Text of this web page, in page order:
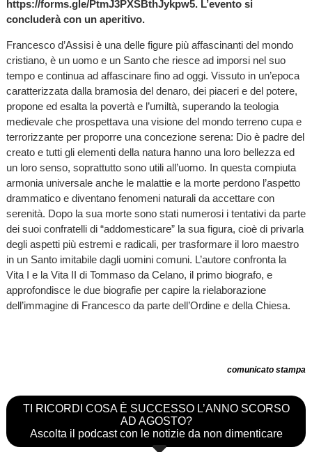
https://forms.gle/PtmJ3PXSBthJykpw5. L’evento si
concluderà con un aperitivo.
Francesco d’Assisi è una delle figure più affascinanti del mondo
cristiano, è un uomo e un Santo che riesce ad imporsi nel suo
tempo e continua ad affascinare fino ad oggi. Vissuto in un’epoca
caratterizzata dalla bramosia del denaro, dei piaceri e del potere,
propone ed esalta la povertà e l’umiltà, superando la teologia
medievale che prospettava una visione del mondo terreno cupa e
terrorizzante per proporre una concezione serena: Dio è padre del
creato e tutti gli elementi della natura hanno una loro bellezza ed
un loro senso, soprattutto sono utili all’uomo. In questa compiuta
armonia universale anche le malattie e la morte perdono l’aspetto
drammatico e diventano fenomeni naturali da accettare con
serenità. Dopo la sua morte sono stati numerosi i tentativi da parte
dei suoi confratelli di “addomesticare” la sua figura, cioè di privarla
degli aspetti più estremi e radicali, per trasformare il loro maestro
in un Santo imitabile dagli uomini comuni. L’autore confronta la
Vita I e la Vita II di Tommaso da Celano, il primo biografo, e
approfondisce le due biografie per capire la rielaborazione
dell’immagine di Francesco da parte dell’Ordine e della Chiesa.
comunicato stampa
TI RICORDI COSA È SUCCESSO L’ANNO SCORSO
AD AGOSTO?
Ascolta il podcast con le notizie da non dimenticare